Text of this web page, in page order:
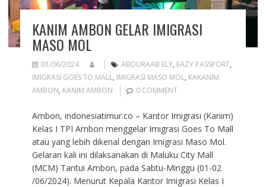
KANIM AMBON GELAR IMIGRASI
MASO MOL
01/06/2024 ABDURAAB ELY, EAZY PASSPORT,
IMIGRASI GOES TO MALL, IMIGRASI MASO MOL, KAKANIM
AMBON, KANIM AMBON 0 COMMENT
Ambon, indonesiatimur.co – Kantor Imigrasi (Kanim)
Kelas I TPI Ambon menggelar Imigrasi Goes To Mall
atau yang lebih dikenal dengan Imigrasi Maso Mol.
Gelaran kali ini dilaksanakan di Maluku City Mall
(MCM) Tantui Ambon, pada Sabtu-Minggu (01-02
/06/2024). Menurut Kepala Kantor Imigrasi Kelas I